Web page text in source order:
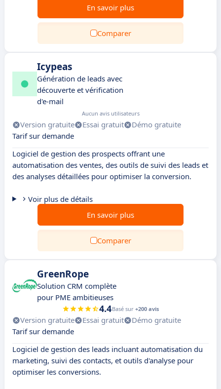
En savoir plus
Comparer
Icypeas
Génération de leads avec
découverte et vérification
d'e-mail
Aucun avis utilisateurs
Version gratuite Essai gratuit
Démo gratuite
Tarif sur demande
Logiciel de gestion des prospects offrant une
automatisation des ventes, des outils de suivi des leads et
des analyses détaillées pour optimiser la conversion.
Voir plus de détails
En savoir plus
Comparer
GreenRope
Solution CRM complète
pour PME ambitieuses
4.4Basé sur +200 avis
Version gratuite Essai gratuit
Démo gratuite
Tarif sur demande
Logiciel de gestion des leads incluant automatisation du
marketing, suivi des contacts, et outils d'analyse pour
optimiser les conversions.